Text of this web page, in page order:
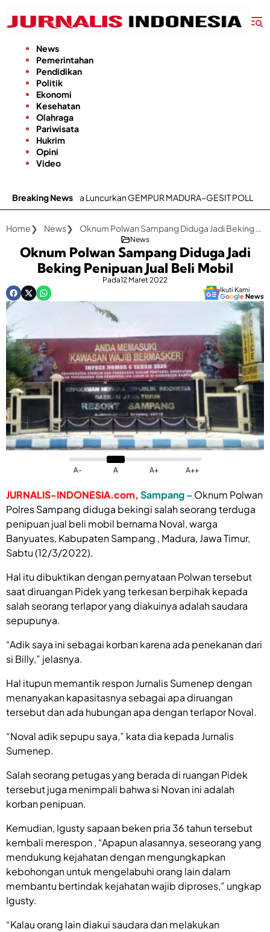
konten
News
Pemerintahan
Pendidikan
Politik
Ekonomi
Kesehatan
Olahraga
Pariwisata
Hukrim
Opini
Video
Breaking News
Luncurkan GEMPUR MADURA–GESIT POLL Kecamatan
Home News Oknum Polwan Sampang Diduga Jadi Beking Penipuan Jual Beli Mobil
News
Oknum Polwan Sampang Diduga Jadi
Beking Penipuan Jual Beli Mobil
Pada12 Maret 2022
Ikuti Kami
GoogleNews
A- A A+ A++
JURNALIS-INDONESIA.com, Sampang – Oknum Polwan
Polres Sampang diduga bekingi salah seorang terduga
penipuan jual beli mobil bernama Noval, warga
Banyuates, Kabupaten Sampang , Madura, Jawa Timur,
Sabtu (12/3/2022).
Hal itu dibuktikan dengan pernyataan Polwan tersebut
saat diruangan Pidek yang terkesan berpihak kepada
salah seorang terlapor yang diakuinya adalah saudara
sepupunya.
“Adik saya ini sebagai korban karena ada penekanan dari
si Billy,” jelasnya.
Hal itupun memantik respon Jurnalis Sumenep dengan
menanyakan kapasitasnya sebagai apa diruangan
tersebut dan ada hubungan apa dengan terlapor Noval.
“Noval adik sepupu saya,” kata dia kepada Jurnalis
Sumenep.
Salah seorang petugas yang berada di ruangan Pidek
tersebut juga menimpali bahwa si Novan ini adalah
korban penipuan.
Kemudian, Igusty sapaan beken pria 36 tahun tersebut
kembali merespon , “Apapun alasannya, seseorang yang
mendukung kejahatan dengan mengungkapkan
kebohongan untuk mengelabuhi orang lain dalam
membantu bertindak kejahatan wajib diproses,” ungkap
Igusty.
“Kalau orang lain diakui saudara dan melakukan